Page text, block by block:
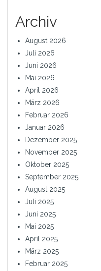
Archiv
August 2026
Juli 2026
Juni 2026
Mai 2026
April 2026
März 2026
Februar 2026
Januar 2026
Dezember 2025
November 2025
Oktober 2025
September 2025
August 2025
Juli 2025
Juni 2025
Mai 2025
April 2025
März 2025
Februar 2025